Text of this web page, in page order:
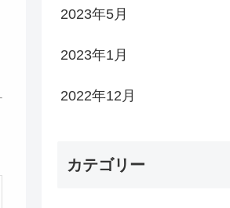
2023年5月
2023年1月
2022年12月
カテゴリー